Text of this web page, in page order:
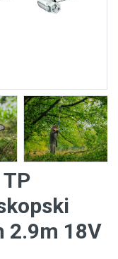
TP
2.9m 18V